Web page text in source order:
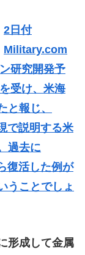
2日付
Military.com
研究開発予
受け、米海
と報じ、
で説明する米
過去に
復活した例が
うことでしょ
形成して金属